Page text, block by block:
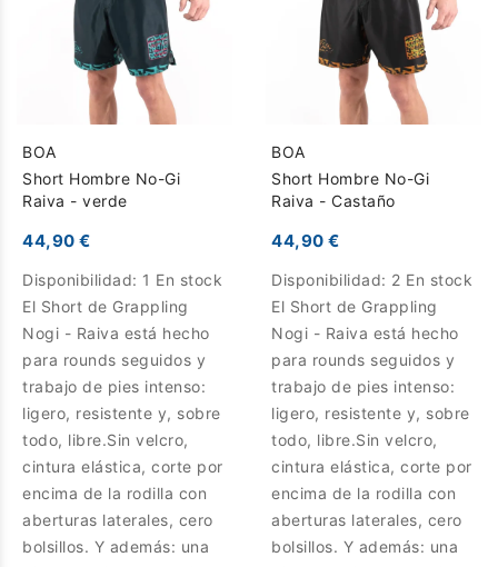
BOA
Short Hombre No-Gi
Raiva - verde
44,90 €
Disponibilidad: 1 En stock
El Short de Grappling
Nogi - Raiva está hecho
para rounds seguidos y
trabajo de pies intenso:
ligero, resistente y, sobre
todo, libre.Sin velcro,
cintura elástica, corte por
encima de la rodilla con
aberturas laterales, cero
bolsillos. Y además: una
BOA
Short Hombre No-Gi
Raiva - Castaño
44,90 €
Disponibilidad: 2 En stock
El Short de Grappling
Nogi - Raiva está hecho
para rounds seguidos y
trabajo de pies intenso:
ligero, resistente y, sobre
todo, libre.Sin velcro,
cintura elástica, corte por
encima de la rodilla con
aberturas laterales, cero
bolsillos. Y además: una